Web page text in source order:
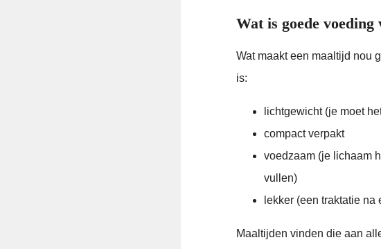
Wat is goede voeding
Wat maakt een maaltijd nou
is:
lichtgewicht (je moet
compact verpakt
voedzaam (je lichaam
vullen)
lekker (een traktatie
Maaltijden vinden die aan